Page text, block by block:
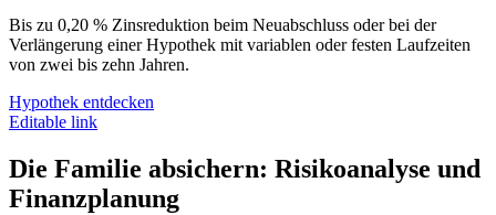
Bis zu 0,20 % Zinsreduktion beim Neuabschluss oder bei der
Verlängerung einer Hypothek mit variablen oder festen Laufzeiten
von zwei bis zehn Jahren.
Hypothek entdecken
Editable link
Die Familie absichern: Risikoanalyse und
Finanzplanung